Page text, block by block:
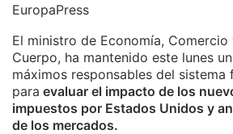
EuropaPress
El ministro de Economía, Comercio
Cuerpo, ha mantenido este lunes
máximos responsables del sistema
para evaluar el impacto de los
impuestos por Estados Unidos y
de los mercados.